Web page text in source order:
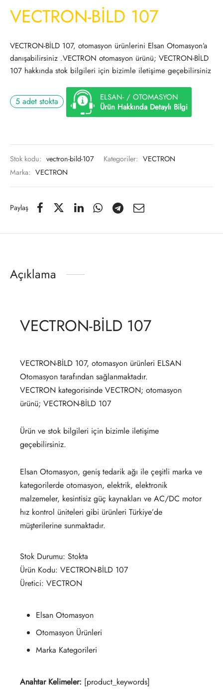
VECTRON-BİLD 107
VECTRON-BİLD 107, otomasyon ürünlerini Elsan Otomasyon’a
danışabilirsiniz .VECTRON otomasyon ürünü; VECTRON-BİLD
107 hakkında stok bilgileri için bizimle iletişime geçebilirsiniz
5 adet stokta
ELSAN- / OTOMASYON
Ürün Hakkında Detaylı Bilgi
Stok kodu: vectron-bild-107 Kategoriler: VECTRON
Marka: VECTRON
Paylaş
Açıklama
VECTRON-BİLD 107
VECTRON-BİLD 107, otomasyon ürünleri ELSAN
Otomasyon tarafından sağlanmaktadır.
VECTRON kategorisinde VECTRON; otomasyon
ürünü; VECTRON-BİLD 107
Ürün ve stok bilgileri için bizimle iletişime
geçebilirsiniz.
Elsan Otomasyon, geniş tedarik ağı ile çeşitli marka ve
kategorilerde otomasyon, elektrik, elektronik
malzemeler, kesintisiz güç kaynakları ve AC/DC motor
hız kontrol üniteleri gibi ürünleri Türkiye’de
müşterilerine sunmaktadır.
Stok Durumu: Stokta
Ürün Kodu: VECTRON-BİLD 107
Üretici: VECTRON
Elsan Otomasyon
Otomasyon Ürünleri
Marka Kategorileri
Anahtar Kelimeler: [product_keywords]